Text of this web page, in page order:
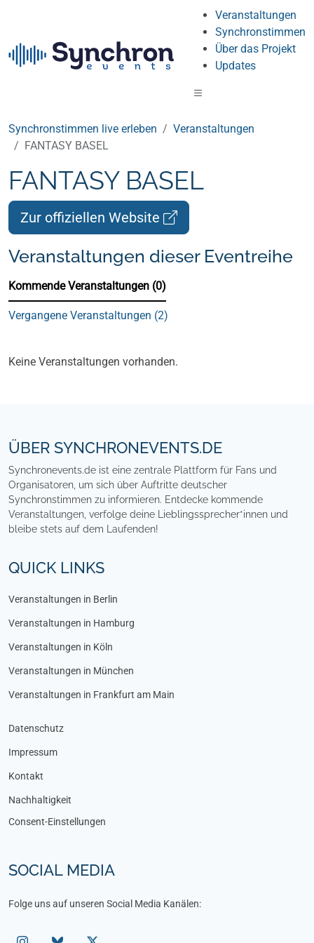
Veranstaltungen
Synchronstimmen
Über das Projekt
Updates
Synchronstimmen live erleben
Veranstaltungen
FANTASY BASEL
FANTASY BASEL
Zur offiziellen Website
Veranstaltungen dieser Eventreihe
Kommende Veranstaltungen (0)
Vergangene Veranstaltungen (2)
Keine Veranstaltungen vorhanden.
ÜBER SYNCHRONEVENTS.DE
Synchronevents.de ist eine zentrale Plattform für Fans und
Organisatoren, um sich über Auftritte deutscher
Synchronstimmen zu informieren. Entdecke kommende
Veranstaltungen, verfolge deine Lieblingssprecher*innen und
bleibe stets auf dem Laufenden!
QUICK LINKS
Veranstaltungen in Berlin
Veranstaltungen in Hamburg
Veranstaltungen in Köln
Veranstaltungen in München
Veranstaltungen in Frankfurt am Main
Datenschutz
Impressum
Kontakt
Nachhaltigkeit
Consent-Einstellungen
SOCIAL MEDIA
Folge uns auf unseren Social Media Kanälen: